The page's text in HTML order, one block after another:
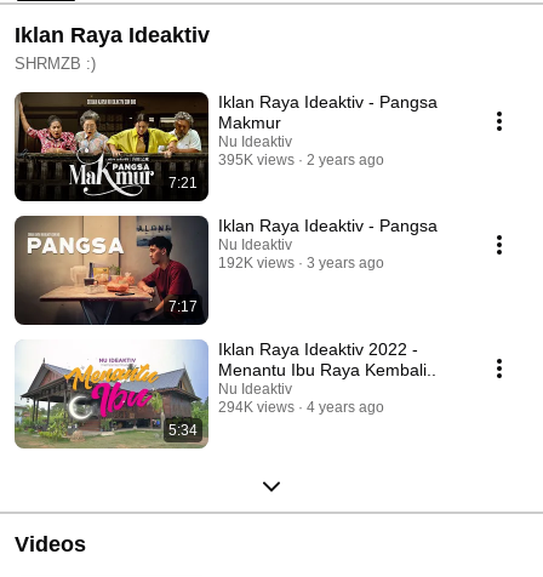
Iklan Raya Ideaktiv
SHRMZB :)
7:21
Iklan Raya Ideaktiv - Pangsa
Makmur
Nu Ideaktiv
395K views
2 years ago
7:17
Iklan Raya Ideaktiv - Pangsa
Nu Ideaktiv
192K views
3 years ago
5:34
Iklan Raya Ideaktiv 2022 -
Menantu Ibu Raya Kembali..
Nu Ideaktiv
294K views
4 years ago
Videos